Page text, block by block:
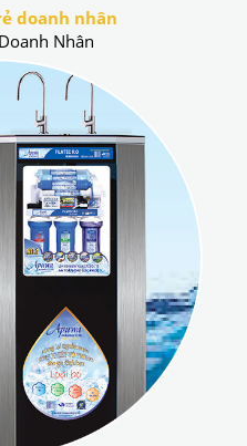
doanh nhân
Nhân